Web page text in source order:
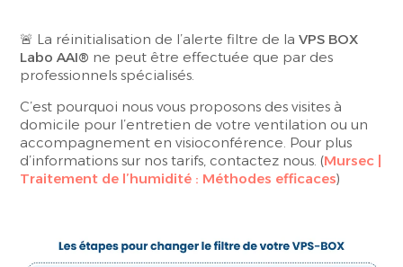
🚨 La réinitialisation de l’alerte filtre de laVPS BOX
Labo AAI® ne peut être effectuée que par des
professionnels spécialisés.
C’est pourquoi nous vous proposons des visites à
domicile pour l’entretien de votre ventilation ou un
accompagnement en visioconférence. Pour plus
d’informations sur nos tarifs, contactez nous . (Mursec |
Traitement de l’humidité : Méthodes efficaces)